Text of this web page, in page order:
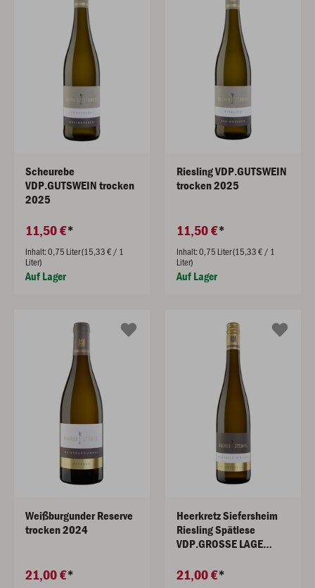
Scheurebe
VDP.GUTSWEIN trocken
2025
11,50 €
Inhalt: 0,75 Liter (15,33 € / 1
Liter)
Auf Lager
Riesling VDP.GUTSWEIN
trocken 2025
11,50 €
Inhalt: 0,75 Liter (15,33 € / 1
Liter)
Auf Lager
Weißburgunder Reserve
trocken 2024
21,00 €
Heerkretz Siefersheim
Riesling Spätlese
VDP.GROSSE LAGE
21,00 €